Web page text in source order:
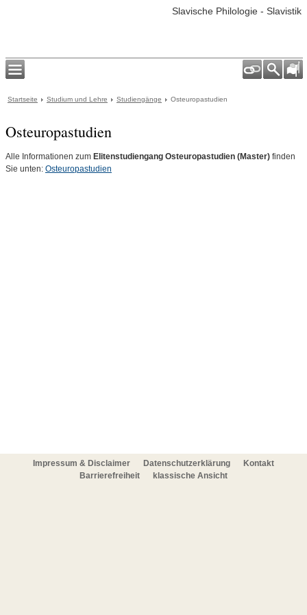
Slavische Philologie - Slavistik
Startseite Studium und Lehre Studiengänge Osteuropastudien
Osteuropastudien
Alle Informationen zum Elitenstudiengang Osteuropastudien (Master) finden
Sie unten: Osteuropastudien
Impressum & Disclaimer Datenschutzerklärung
Kontakt
Barrierefreiheit
klassische Ansicht